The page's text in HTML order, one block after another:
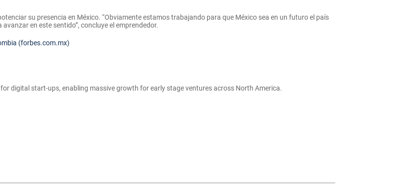
su presencia en México. “Obviamente estamos trabajando para que México sea en un futuro el país
en este sentido”, concluye el emprendedor.
(forbes.com.mx)
digital start-ups, enabling massive growth for early stage ventures across North America.